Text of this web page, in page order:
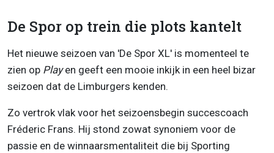
De Spor op trein die plots kantelt
Het nieuwe seizoen van 'De Spor XL' is momenteel te
zien op Playen geeft een mooie inkijk in een heel bizar
seizoen dat de Limburgers kenden.
Zo vertrok vlak voor het seizoensbegin succescoach
Fréderic Frans. Hij stond zowat synoniem voor de
passie en de winnaarsmentaliteit die bij Sporting